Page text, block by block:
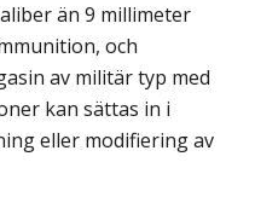
än 9 millimeter
och
av militär typ med
kan sättas in i
eller modifiering av